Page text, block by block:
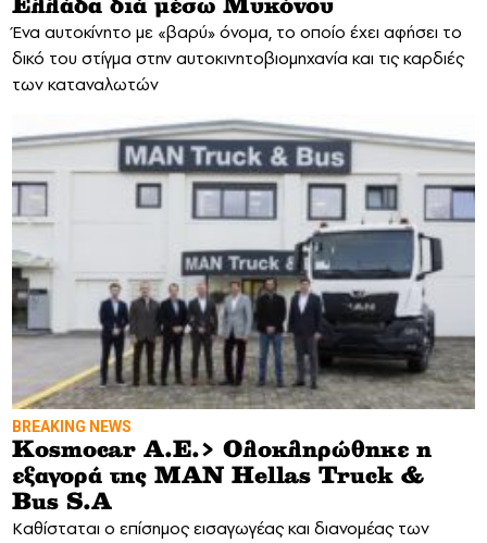
Ελλάδα διά μέσω Μυκόνου
Ένα αυτοκίνητο με «βαρύ» όνομα, το οποίο έχει αφήσει το
δικό του στίγμα στην αυτοκινητοβιομηχανία και τις καρδιές
των καταναλωτών
BREAKING NEWS
Kosmocar Α.Ε.> Ολοκληρώθηκε η
εξαγορά της MAN Hellas Truck &
Bus S.A
Kαθίσταται ο επίσημος εισαγωγέας και διανομέας των